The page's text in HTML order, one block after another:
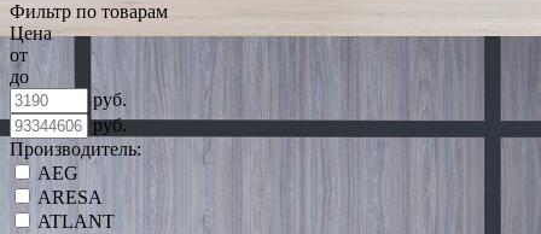
Фильтр по товарам
Цена
от
до
руб.
руб.
Производитель:
AEG
ARESA
ATLANT